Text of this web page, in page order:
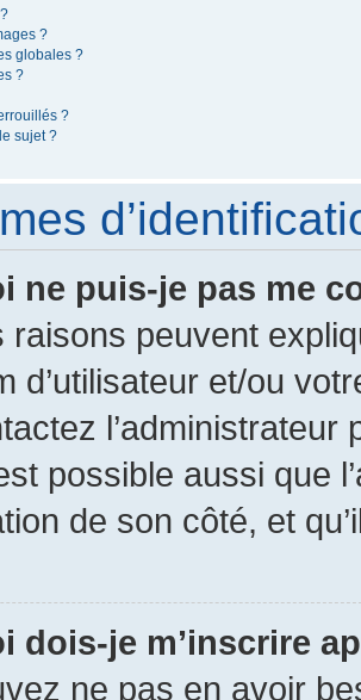
?
globales ?
?
?
sujet ?
ne puis-je pas me
raisons peuvent
d’utilisateur et/ou
l’administrateur
possible aussi que
de son côté, et
dois-je m’inscrire
ne pas en avoir